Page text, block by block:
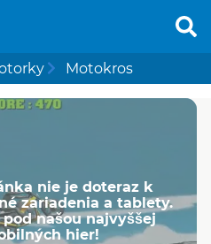
Motokros
nie je doteraz k
zariadenia a tablety.
našou najvyššej
hier!